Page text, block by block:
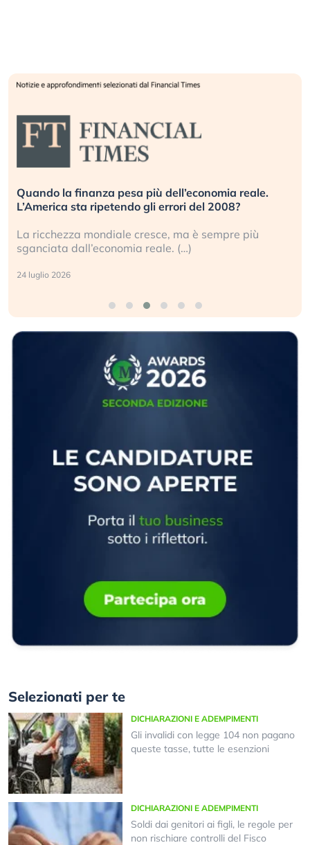
Quando la finanza pesa più dell’economia reale.
L’America sta ripetendo gli errori del 2008?
La ricchezza mondiale cresce, ma è sempre più
sganciata dall’economia reale. (…)
24 luglio 2026
Selezionati per te
DICHIARAZIONI E ADEMPIMENTI
Gli invalidi con legge 104 non pagano
queste tasse, tutte le esenzioni
DICHIARAZIONI E ADEMPIMENTI
Soldi dai genitori ai figli, le regole per
non rischiare controlli del Fisco